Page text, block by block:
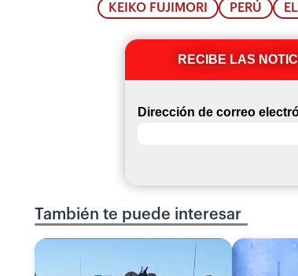
KEIKO FUJIMORI PERÚ
RECIBE LAS
Dirección de correo
También te puede interesar